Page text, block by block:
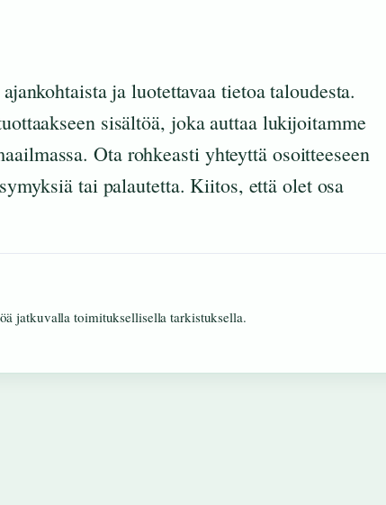
ja luotettavaa tietoa taloudesta.
sisältöä, joka auttaa lukijoitamme
Ota rohkeasti yhteyttä osoitteeseen
tai palautetta. Kiitos, että olet osa
jatkuvalla toimituksellisella tarkistuksella.